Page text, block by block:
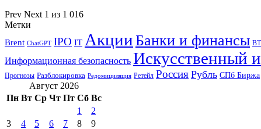
Prev Next 1 из 1 016
Метки
Brent ChatGPT IPO IT АкцииБанки и финансы
Информационная безопасность Искусственный
Прогнозы Разблокировка Редомициляция Ретейл Россия Рубль СПб Биржа
Август 2026
Пн Вт Ср Чт Пт Сб Вс
1
2
3
4 5 6 7 8
9